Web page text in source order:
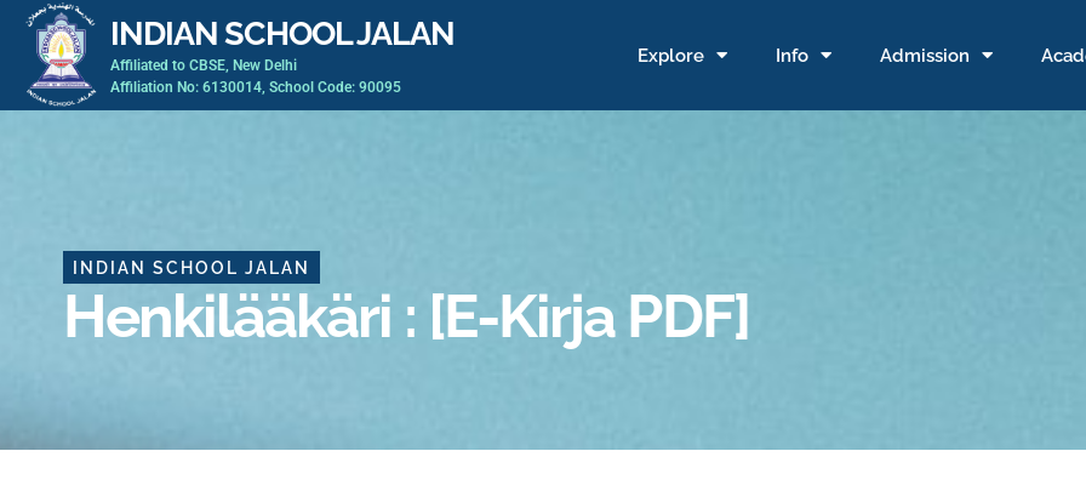
Skip
content
INDIAN SCHOOL JALAN
Affiliated to CBSE, New Delhi
Affiliation No: 6130014, School Code: 90095
Explore Info Admission
INDIAN SCHOOL JALAN
Henkilääkäri : [E-Kirja PDF]